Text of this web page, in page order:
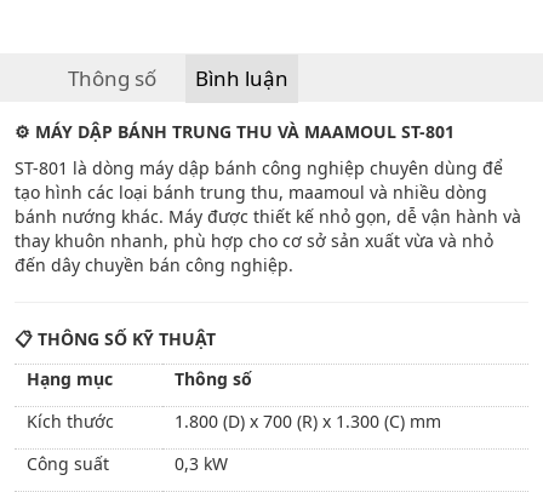
Thông số Bình luận
⚙ ️ MÁY DẬP BÁNH TRUNG THU VÀ MAAMOUL ST-801
ST-801 là dòng máy dập bánh công nghiệp chuyên dùng để
tạo hình các loại bánh trung thu, maamoul và nhiều dòng
bánh nướng khác. Máy được thiết kế nhỏ gọn, dễ vận hành và
thay khuôn nhanh, phù hợp cho cơ sở sản xuất vừa và nhỏ
đến dây chuyền bán công nghiệp.
📋THÔNG SỐ KỸ THUẬT
Hạng mục
Thông số
Kích thước
1.800 (D) x 700 (R) x 1.300 (C) mm
Công suất
0,3 kW